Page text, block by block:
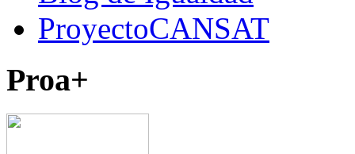
ProyectoCANSAT
Proa+